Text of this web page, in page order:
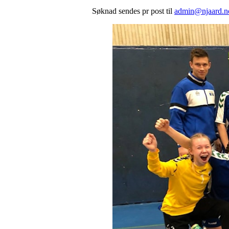
Søknad sendes pr post til